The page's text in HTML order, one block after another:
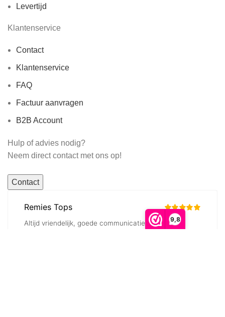
9,8
Levertijd
Klantenservice
Contact
Klantenservice
FAQ
Factuur aanvragen
B2B Account
Hulp of advies nodig?
Neem direct contact met ons op!
Contact